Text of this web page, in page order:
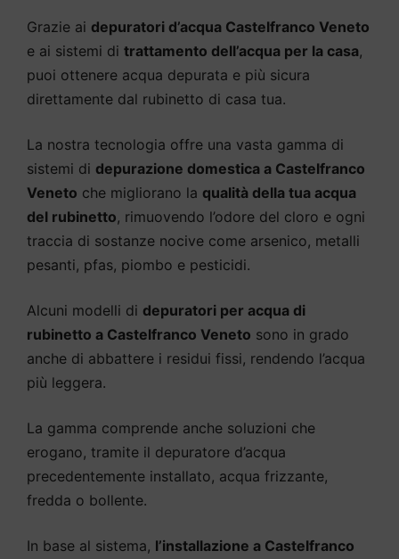
Grazie ai depuratori d’acqua Castelfranco Veneto
e ai sistemi di trattamento dell’acqua per la casa,
puoi ottenere acqua depurata e più sicura
direttamente dal rubinetto di casa tua.
La nostra tecnologia offre una vasta gamma di
sistemi di depurazione domestica a Castelfranco
Veneto che migliorano la qualità della tua acqua
del rubinetto, rimuovendo l’odore del cloro e ogni
traccia di sostanze nocive come arsenico, metalli
pesanti, pfas, piombo e pesticidi.
Alcuni modelli di depuratori per acqua di
rubinetto a Castelfranco Veneto sono in grado
anche di abbattere i residui fissi, rendendo l’acqua
più leggera.
La gamma comprende anche soluzioni che
erogano, tramite il depuratore d’acqua
precedentemente installato, acqua frizzante,
fredda o bollente.
In base al sistema, l’installazione a Castelfranco